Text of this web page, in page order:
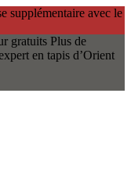
supplémentaire avec le
gratuits Plus de
en tapis d’Orient